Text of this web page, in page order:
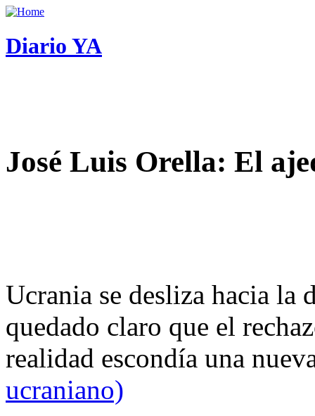
Diario YA
José Luis Orella: El
Ucrania se desliza hacia
quedado claro que el
realidad escondía una
ucraniano)